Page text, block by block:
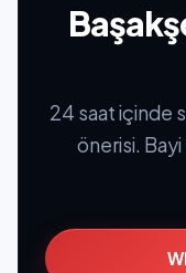
24 saat içinde
önerisi.